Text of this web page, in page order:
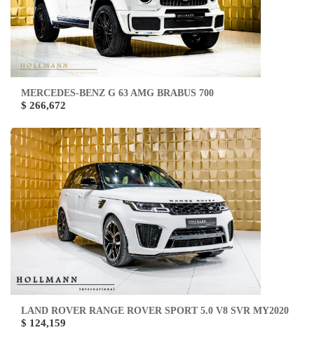
MERCEDES-BENZ G 63 AMG BRABUS 700
$ 266,672
LAND ROVER RANGE ROVER SPORT 5.0 V8 SVR MY2020
$ 124,159